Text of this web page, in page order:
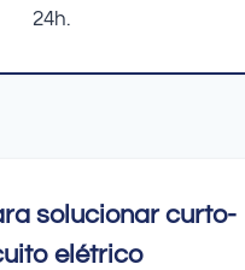
24h.
solucionar curto-
elétrico